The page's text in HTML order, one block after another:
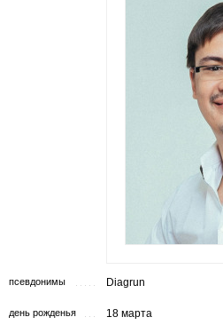
псевдонимы Diagrun
день рожденья 18 марта